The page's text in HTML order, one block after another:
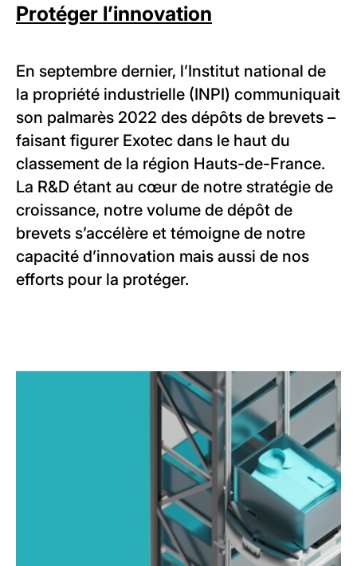
Protéger l’innovation
En septembre dernier, l’Institut national de
la propriété industrielle (INPI) communiquait
son palmarès 2022 des dépôts de brevets –
faisant figurer Exotec dans le haut du
classement de la région Hauts-de-France.
La R&D étant au cœur de notre stratégie de
croissance, notre volume de dépôt de
brevets s’accélère et témoigne de notre
capacité d’innovation mais aussi de nos
efforts pour la protéger.